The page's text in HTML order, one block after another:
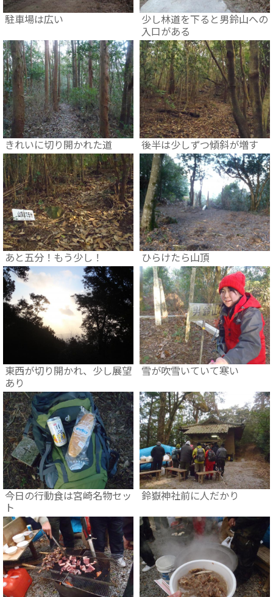
駐車場は広い
少し林道を下ると男鈴山への
入口がある
きれいに切り開かれた道 後半は少しずつ傾斜が増す
あと五分！もう少し！ ひらけたら山頂
東西が切り開かれ、少し展望
あり
雪が吹雪いていて寒い
今日の行動食は宮崎名物セッ
ト
鈴嶽神社前に人だかり